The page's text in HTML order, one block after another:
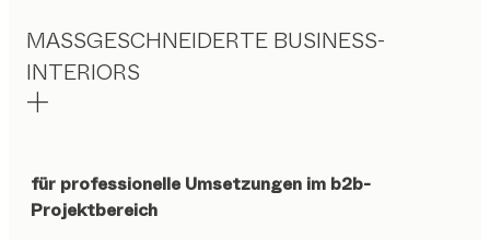
MASSGESCHNEIDERTE BUSINESS-
INTERIORS
für professionelle Umsetzungen im b2b-
Projektbereich